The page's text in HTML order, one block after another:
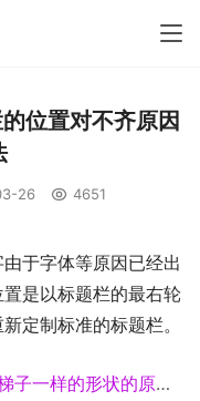
位置对不齐原因
26 4651
于字体等原因已经出
是以标题栏的最右轮
定制标准的标题栏。
形状的原因和解决方法